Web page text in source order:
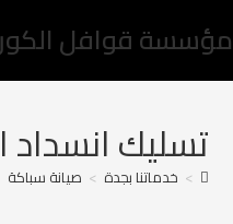
مؤسسة قوافل
تسليك
> خدماتنا بجدة > صيانة سباكة